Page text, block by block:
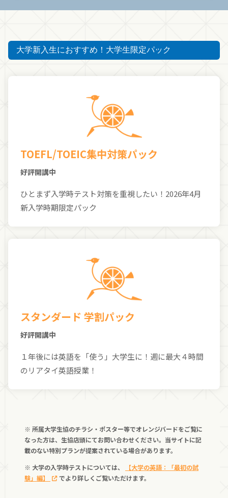
大学新入生におすすめ！大学生限定パック
TOEFL/TOEIC集中対策パック
好評開講中
ひとまず入学時テスト対策を重視したい！2026年4月
新入学時期限定パック
スタンダード 学割パック
好評開講中
１年後には英語を「使う」大学生に！週に最大４時間
のリアタイ英語授業！
※ 所属大学生協のチラシ・ポスター等でオレンジバードをご覧に
なった方は、生協店頭にてお問い合わせください。当サイトに記
載のない特別プランが提案されている場合があります。
※ 大学の入学時テストについては、
【大学の英語：「最初の試
験」編】
でより詳しくご覧いただけます。